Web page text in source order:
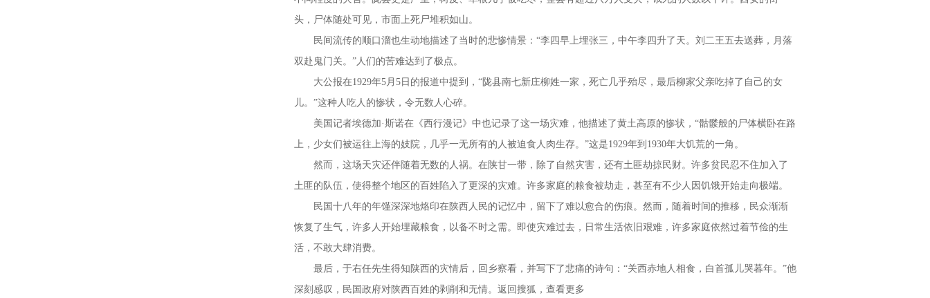
头，尸体随处可见，市面上死尸堆积如山。
民间流传的顺口溜也生动地描述了当时的悲惨情景：“李四早上埋张三，中午李四升了天。刘二王五去送葬，月落
双赴鬼门关。”人们的苦难达到了极点。
大公报在1929年5月5日的报道中提到，“陇县南七新庄柳姓一家，死亡几乎殆尽，最后柳家父亲吃掉了自己的女
儿。”这种人吃人的惨状，令无数人心碎。
美国记者埃德加·斯诺在《西行漫记》中也记录了这一场灾难，他描述了黄土高原的惨状，“骷髅般的尸体横卧在路
上，少女们被运往上海的妓院，几乎一无所有的人被迫食人肉生存。”这是1929年到1930年大饥荒的一角。
然而，这场天灾还伴随着无数的人祸。在陕甘一带，除了自然灾害，还有土匪劫掠民财。许多贫民忍不住加入了
土匪的队伍，使得整个地区的百姓陷入了更深的灾难。许多家庭的粮食被劫走，甚至有不少人因饥饿开始走向极端。
民国十八年的年馑深深地烙印在陕西人民的记忆中，留下了难以愈合的伤痕。然而，随着时间的推移，民众渐渐
恢复了生气，许多人开始埋藏粮食，以备不时之需。即使灾难过去，日常生活依旧艰难，许多家庭依然过着节俭的生
活，不敢大肆消费。
最后，于右任先生得知陕西的灾情后，回乡察看，并写下了悲痛的诗句：“关西赤地人相食，白首孤儿哭暮年。”他
深刻感叹，民国政府对陕西百姓的剥削和无情。返回搜狐，查看更多